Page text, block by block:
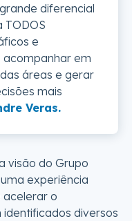
diferencial
e
em
áreas e gerar
mais
Veras.
visão do Grupo
experiência
acelerar o
diversos